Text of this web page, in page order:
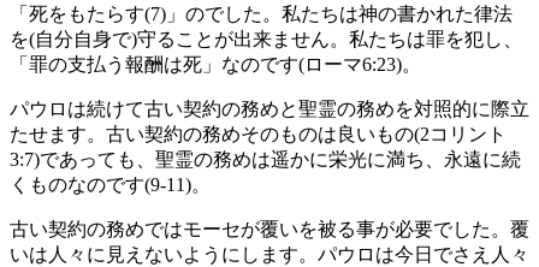
「死をもたらす(7)」のでした。私たちは神の書かれた律法
を(自分自身で)守ることが出来ません。私たちは罪を犯し、
「罪の支払う報酬は死」なのです(ローマ6:23)。
パウロは続けて古い契約の務めと聖霊の務めを対照的に際立
たせます。古い契約の務めそのものは良いもの(2コリント
3:7)であっても、聖霊の務めは遥かに栄光に満ち、永遠に続
くものなのです(9-11)。
古い契約の務めではモーセが覆いを被る事が必要でした。覆
いは人々に見えないようにします。パウロは今日でさえ人々